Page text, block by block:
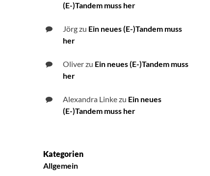
(E-)Tandem muss her
Jörgzu Ein neues (E-)Tandem muss
her
Oliverzu Ein neues (E-)Tandem muss
her
Alexandra Linkezu Ein neues
(E-)Tandem muss her
Kategorien
Allgemein